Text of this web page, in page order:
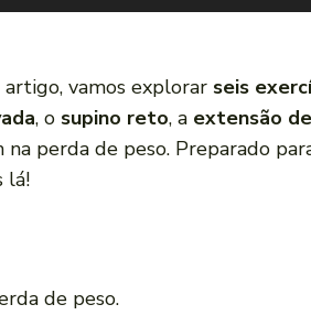
vamos explorar seis
, o supino reto, a extensão
na perda de peso. Preparado
lá!
de peso.